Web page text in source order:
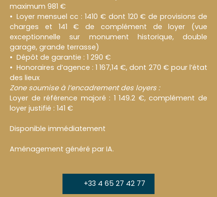
maximum 981 €
Loyer mensuel cc : 1410 € dont 120 € de provisions de
charges et 141 € de complément de loyer (vue
exceptionnelle sur monument historique, double
garage, grande terrasse)
Dépôt de garantie : 1 290 €
Honoraires d’agence : 1 167,14 €, dont 270 € pour l’état
des lieux
Zone soumise à l’encadrement des loyers :
Loyer de référence majoré : 1 149.2 €, complément de
loyer justifié : 141 €
Disponible immédiatement
Aménagement généré par IA.
+33 4 65 27 42 77